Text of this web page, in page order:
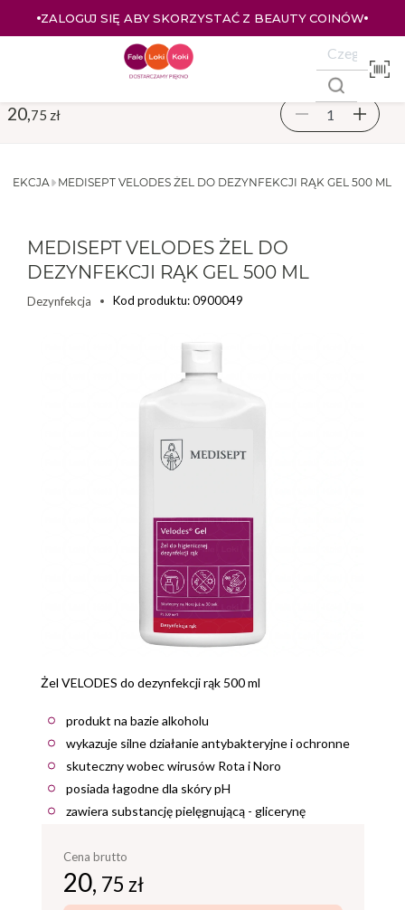
ZALOGUJ SIĘ ABY SKORZYSTAĆ Z BEAUTY COINÓW
MEDISEPT VELODES ŻEL DO DEZYNFEKCJI RĄK GEL 500 ML
MEDISEPT VELODES ŻEL DO
DEZYNFEKCJI RĄK GEL 500 ML
Dezynfekcja Kod produktu: 0900049
Żel VELODES do dezynfekcji rąk 500 ml
produkt na bazie alkoholu
wykazuje silne działanie antybakteryjne i ochronne
skuteczny wobec wirusów Rota i Noro
posiada łagodne dla skóry pH
zawiera substancję pielęgnującą - glicerynę
Cena brutto
20, 75 zł
20, 75 zł